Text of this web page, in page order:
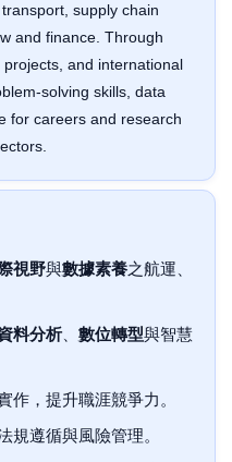
supply chain
and finance. Through
and international
solving skills, data
for careers and research
視野與數據素養之航運、
料分析、 數位轉型與智慧
作，提升職涯競爭力。
規遵循與風險管理。